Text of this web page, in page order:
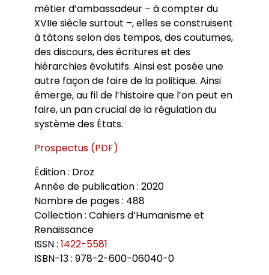
métier d’ambassadeur – à compter du
XVIIe siècle surtout –, elles se construisent
à tâtons selon des tempos, des coutumes,
des discours, des écritures et des
hiérarchies évolutifs. Ainsi est posée une
autre façon de faire de la politique. Ainsi
émerge, au fil de l’histoire que l’on peut en
faire, un pan crucial de la régulation du
système des États.
Prospectus (PDF)
Édition : Droz
Année de publication : 2020
Nombre de pages : 488
Collection : Cahiers d’Humanisme et
Renaissance
ISSN : 1422-5581
ISBN-13 : 978-2-600-06040-0